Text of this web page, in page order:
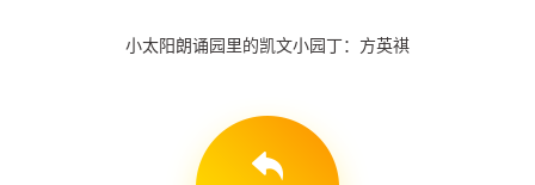
小太阳朗诵园里的凯文小园丁：方英祺